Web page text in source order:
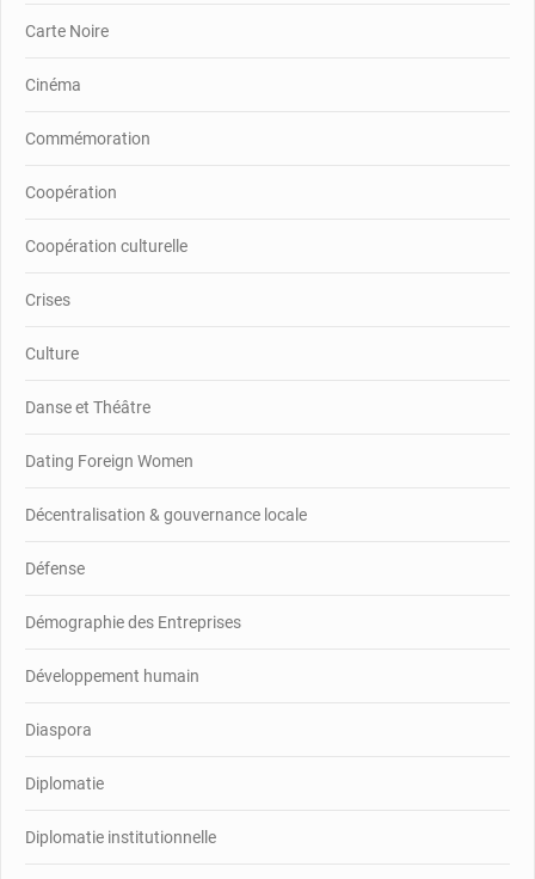
Carte Noire
Cinéma
Commémoration
Coopération
Coopération culturelle
Crises
Culture
Danse et Théâtre
Dating Foreign Women
Décentralisation & gouvernance locale
Défense
Démographie des Entreprises
Développement humain
Diaspora
Diplomatie
Diplomatie institutionnelle